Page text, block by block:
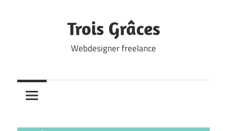
Trois Grâces
Webdesigner freelance